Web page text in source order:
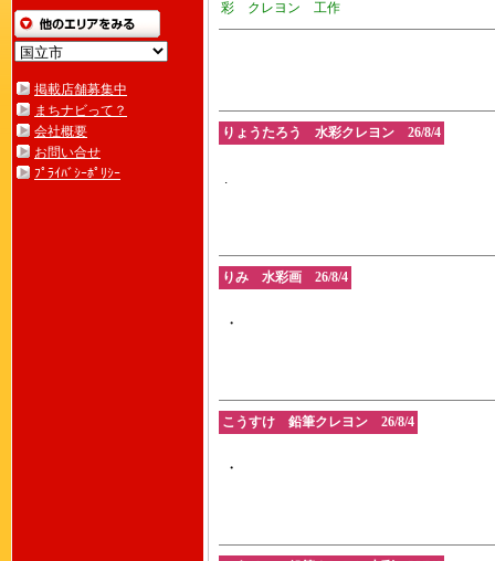
掲載店舗募集中
まちナビって？
会社概要
お問い合せ
ﾌﾟﾗｲﾊﾞｼｰﾎﾟﾘｼｰ
りょうたろう 水彩クレヨン 26/8/4
.
りみ 水彩画 26/8/4
・
こうすけ 鉛筆クレヨン 26/8/4
・